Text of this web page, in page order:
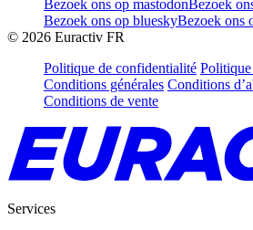
Bezoek ons op mastodon Bezoek
Bezoek ons op blueskyBezoek ons
© 2026 Euractiv FR
Politique de confidentialité
Conditions générales Conditions
Conditions de vente
Services